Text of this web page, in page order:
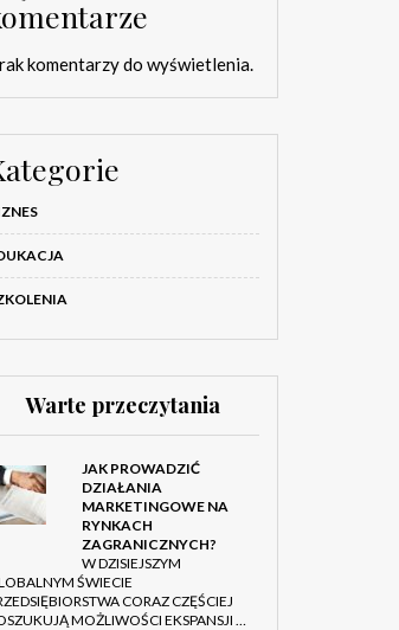
komentarzy do wyświetlenia.
Warte przeczytania
JAK PROWADZIĆ
DZIAŁANIA
MARKETINGOWE NA
RYNKACH
ZAGRANICZNYCH?
W DZISIEJSZYM
ŚWIECIE
CORAZ CZĘŚCIEJ
MOŻLIWOŚCI EKSPANSJI …